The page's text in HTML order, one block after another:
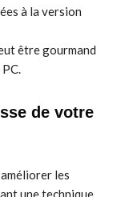
à la version
être gourmand
de votre
les
une technique